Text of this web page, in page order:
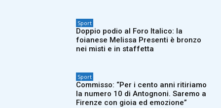
Sport
Doppio podio al Foro Italico: la
foianese Melissa Presenti è bronzo
nei misti e in staffetta
Sport
Commisso: “Per i cento anni ritiriamo
la numero 10 di Antognoni. Saremo a
Firenze con gioia ed emozione”